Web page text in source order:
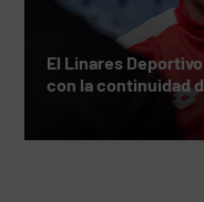
El Linares
con la continuidad